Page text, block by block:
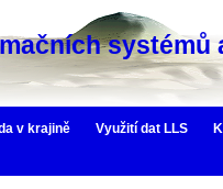
systémů
v krajině Využití dat LLS